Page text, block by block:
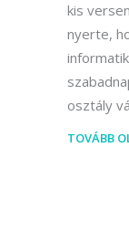
kis
nyerte,
osztály
TOVÁBB